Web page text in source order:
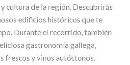
cultura de la región. Descubrirás
edificios históricos que te
Durante el recorrido, también
gastronomía gallega,
frescos y vinos autóctonos.